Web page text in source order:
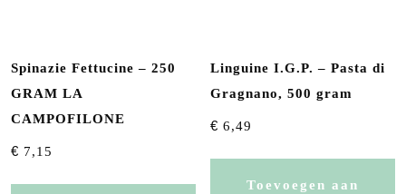
Spinazie Fettucine – 250
GRAM LA
CAMPOFILONE
€ 7,15
Linguine I.G.P. – Pasta di
Gragnano, 500 gram
€ 6,49
Toevoegen aan